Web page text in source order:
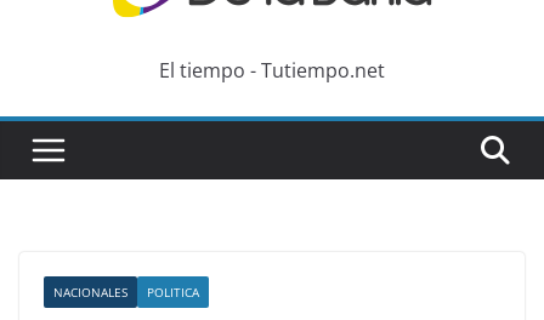
El tiempo - Tutiempo.net
NACIONALES POLITICA